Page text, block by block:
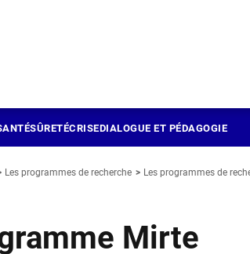
SÛRETÉCRISEDIALOGUE ET PÉDAGOGIE
Les programmes de recherche Les programmes de
Mirte